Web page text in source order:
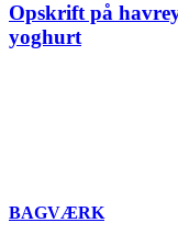
Opskrift på
yoghurt
BAGVÆRK